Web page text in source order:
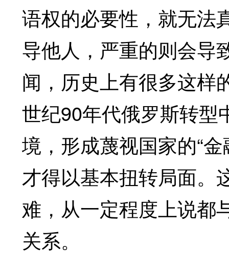
语权的必要性，就无法
导他人，严重的则会导
闻，历史上有很多这样
世纪90年代俄罗斯转型
境，形成蔑视国家的“
才得以基本扭转局面。
难，从一定程度上说都
关系。